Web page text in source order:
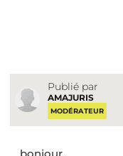
Publié par
AMAJURIS
MODÉRATEUR
bonjour,